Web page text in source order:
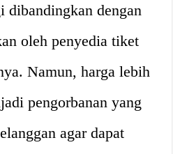
dengan
oleh penyedia tiket
Namun, harga lebih
pengorbanan yang
agar dapat